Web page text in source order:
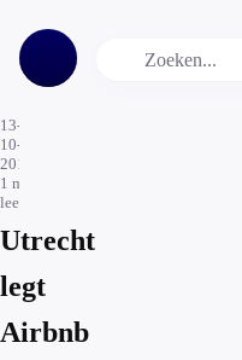
13-
10-
2016
1 min.
leestijd
Utrecht
legt
Airbnb